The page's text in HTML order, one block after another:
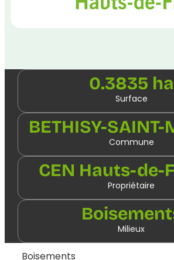
0.3835 ha
Surface
BETHISY-SAINT-
Commune
CEN Hauts-de-
Propriétaire
Milieux
Boisements